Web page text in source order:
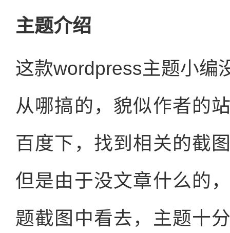
主题介绍
这款wordpress主题小编
从哪搞的，貌似作者的
百度下，找到相关的截
但是由于没文章什么的
题截图中看去，主题十